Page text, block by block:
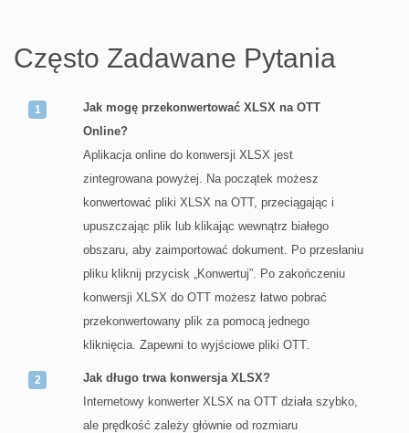
Często Zadawane Pytania
Jak mogę przekonwertować XLSX na OTT
Online?
Aplikacja online do konwersji XLSX jest
zintegrowana powyżej. Na początek możesz
konwertować pliki XLSX na OTT, przeciągając i
upuszczając plik lub klikając wewnątrz białego
obszaru, aby zaimportować dokument. Po przesłaniu
pliku kliknij przycisk „Konwertuj”. Po zakończeniu
konwersji XLSX do OTT możesz łatwo pobrać
przekonwertowany plik za pomocą jednego
kliknięcia. Zapewni to wyjściowe pliki OTT.
Jak długo trwa konwersja XLSX?
Internetowy konwerter XLSX na OTT działa szybko,
ale prędkość zależy głównie od rozmiaru